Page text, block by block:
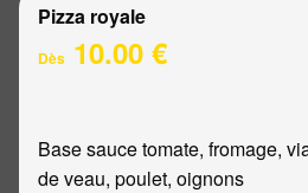
Pizza royale
Dès 10.00 €
Base sauce tomate, fromage,
de veau, poulet, oignons